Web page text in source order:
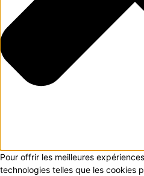
Pour offrir les meilleures
technologies telles que les cookies